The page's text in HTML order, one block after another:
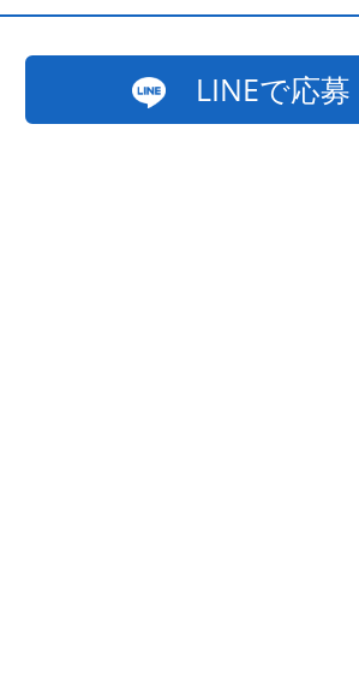
LINEで応募